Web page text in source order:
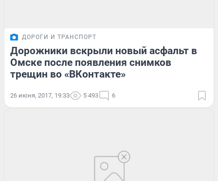
ДОРОГИ И ТРАНСПОРТ
Дорожники вскрыли новый асфальт в
Омске после появления снимков
трещин во «ВКонтакте»
26 июня, 2017, 19:33 5 493 6